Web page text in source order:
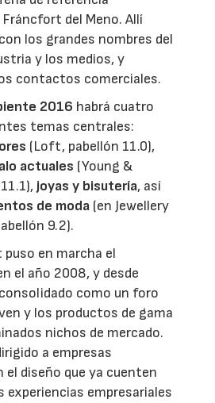
del Meno. Allí
los grandes nombres del
y los medios, y
contactos comerciales.
2016 habrá cuatro
temas centrales:
(Loft, pabellón 11.0),
actuales (Young &
joyas y bisutería, así
de moda (en Jewellery
9.2).
en marcha el
el año 2008, y desde
como un foro
y los productos de gama
nichos de mercado.
a empresas
el diseño que ya cuenten
experiencias empresariales